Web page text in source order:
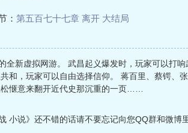
： 第五百七十七章 离开 大结局
全新虚拟网游。 武昌起义爆发时，玩家可以打
和，玩家可以自由选择信仰。 蒋百里、蔡锷、
惬意来翻开近代史那沉重的一页……
小说》还不错的话请不要忘记向您QQ群和微博